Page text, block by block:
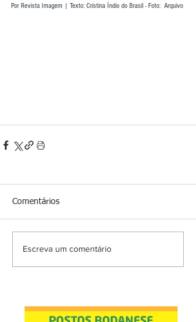
Por Revista Imagem | Texto: Cristina Índio do Brasil - Foto:  Arquivo
Comentários
Escreva um comentário